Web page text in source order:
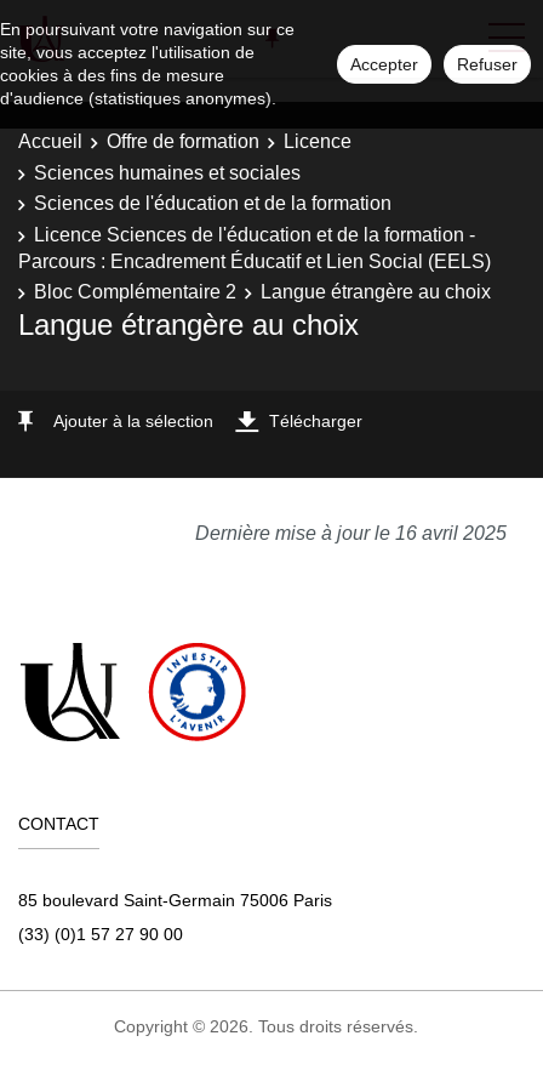
En poursuivant votre navigation sur ce
site, vous acceptez l'utilisation de
cookies à des fins de mesure
d'audience (statistiques anonymes).
Accepter Refuser
Accueil Offre de formation
Licence
Sciences humaines et sociales
Sciences de l'éducation et de la formation
Licence Sciences de l'éducation et de la formation -
Parcours : Encadrement Éducatif et Lien Social (EELS)
Bloc Complémentaire 2
Langue étrangère au choix
Langue étrangère au choix
Ajouter à la sélection Télécharger
Dernière mise à jour le 16 avril 2025
CONTACT
85 boulevard Saint-Germain 75006 Paris
(33) (0)1 57 27 90 00
Copyright © 2026. Tous droits réservés.